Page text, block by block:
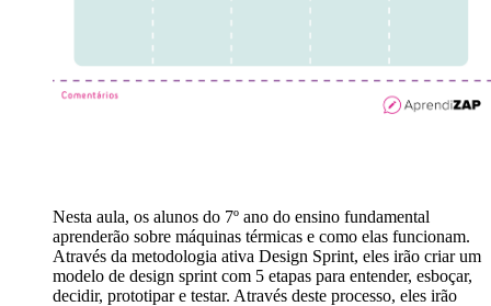
Nesta aula, os alunos do 7º ano do ensino fundamental
aprenderão sobre máquinas térmicas e como elas funcionam.
Através da metodologia ativa Design Sprint, eles irão criar um
modelo de design sprint com 5 etapas para entender, esboçar,
decidir, prototipar e testar. Através deste processo, eles irão